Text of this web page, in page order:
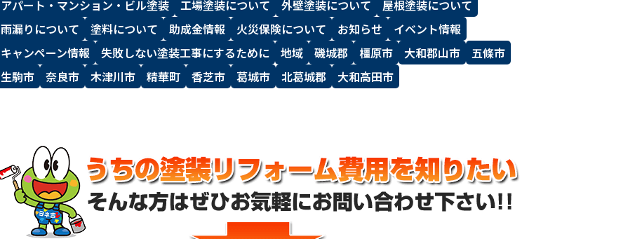
アパート・マンション・ビル塗装
工場塗装について 外壁塗装について
屋根塗装について
雨漏りについて
塗料について 助成金情報 火災保険について お知らせ
イベント情報
キャンペーン情報
失敗しない塗装工事にするために 地域 磯城郡 橿原市 大和郡山市
五條市
生駒市
奈良市 木津川市 精華町 香芝市 葛城市 北葛城郡 大和高田市